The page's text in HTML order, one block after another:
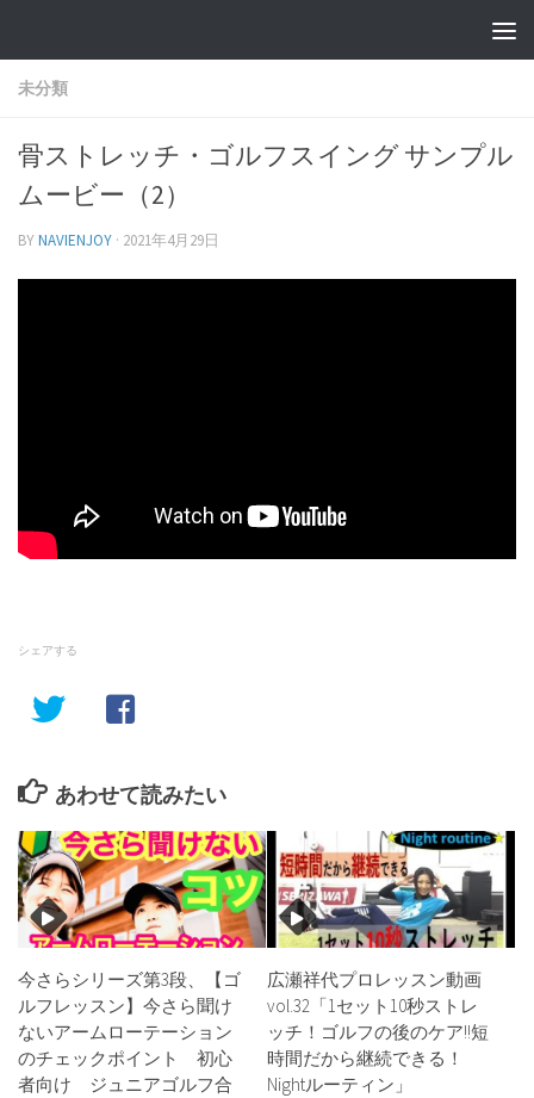
未分類
骨ストレッチ・ゴルフスイング サンプル
ムービー（2）
BYNAVIENJOY · 2021年4月29日
シェアする
あわせて読みたい
今さらシリーズ第3段、【ゴ
ルフレッスン】今さら聞け
ないアームローテーション
のチェックポイント 初心
者向け ジュニアゴルフ合
広瀬祥代プロレッスン動画
vol.32「1セット10秒ストレ
ッチ！ゴルフの後のケア!!短
時間だから継続できる！
Nightルーティン」